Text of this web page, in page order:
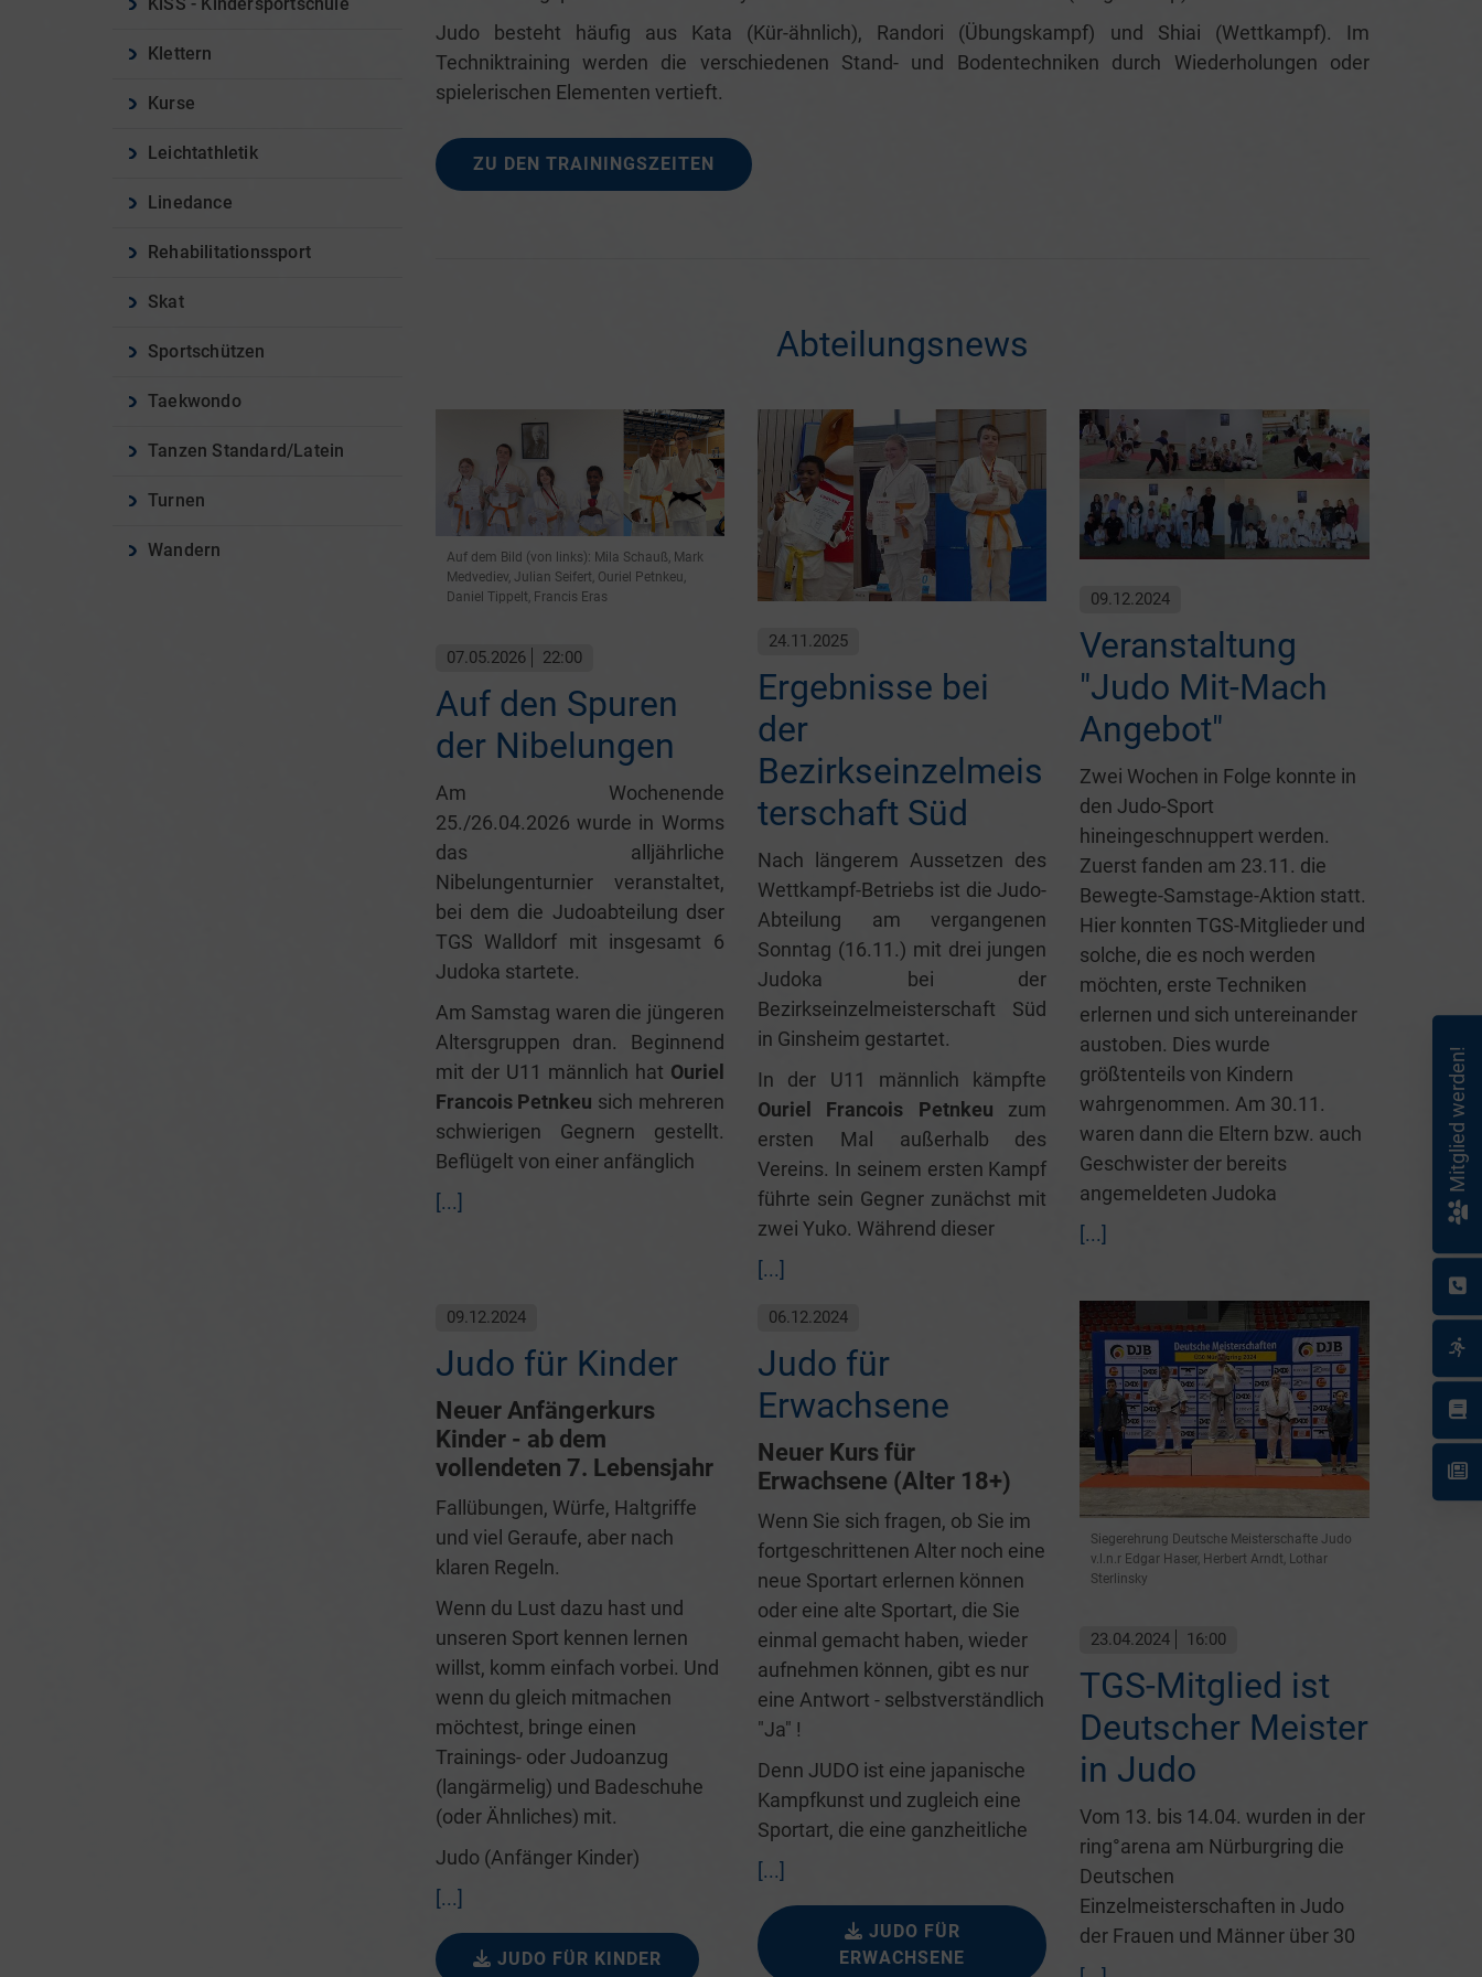
Judo besteht häufig aus Kata (Kür-ähnlich), Randori (Übungskampf) und Shiai (Wettkampf). Im
Techniktraining werden die verschiedenen Stand- und Bodentechniken durch Wiederholungen oder
spielerischen Elementen vertieft.
ZU DEN TRAININGSZEITEN
Abteilungsnews
Auf dem Bild (von links): Mila Schauß, Mark
Medvediev, Julian Seifert, Ouriel Petnkeu,
Daniel Tippelt, Francis Eras
07.05.2026 22:00
Auf den Spuren
der Nibelungen
Am Wochenende
25./26.04.2026 wurde in Worms
das alljährliche
Nibelungenturnier veranstaltet,
bei dem die Judoabteilung dser
TGS Walldorf mit insgesamt 6
Judoka startete.
Am Samstag waren die jüngeren
Altersgruppen dran. Beginnend
mit der U11 männlich hat Ouriel
Francois Petnkeu sich mehreren
schwierigen Gegnern gestellt.
Beflügelt von einer anfänglich
[...]
24.11.2025
Ergebnisse bei
der
Bezirkseinzelmeis
terschaft Süd
Nach längerem Aussetzen des
Wettkampf-Betriebs ist die Judo-
Abteilung am vergangenen
Sonntag (16.11.) mit drei jungen
Judoka bei der
Bezirkseinzelmeisterschaft Süd
in Ginsheim gestartet.
In der U11 männlich kämpfte
Ouriel Francois Petnkeu zum
ersten Mal außerhalb des
Vereins. In seinem ersten Kampf
führte sein Gegner zunächst mit
zwei Yuko. Während dieser
[...]
09.12.2024
Veranstaltung
"Judo Mit-Mach
Angebot"
Zwei Wochen in Folge konnte in
den Judo-Sport
hineingeschnuppert werden.
Zuerst fanden am 23.11. die
Bewegte-Samstage-Aktion statt.
Hier konnten TGS-Mitglieder und
solche, die es noch werden
möchten, erste Techniken
erlernen und sich untereinander
austoben. Dies wurde
größtenteils von Kindern
wahrgenommen. Am 30.11.
waren dann die Eltern bzw. auch
Geschwister der bereits
angemeldeten Judoka
[...]
09.12.2024
Judo für Kinder
Neuer Anfängerkurs
Kinder - ab dem
vollendeten 7. Lebensjahr
Fallübungen, Würfe, Haltgriffe
und viel Geraufe, aber nach
klaren Regeln.
Wenn du Lust dazu hast und
unseren Sport kennen lernen
willst, komm einfach vorbei. Und
wenn du gleich mitmachen
möchtest, bringe einen
Trainings- oder Judoanzug
(langärmelig) und Badeschuhe
(oder Ähnliches) mit.
Judo (Anfänger Kinder)
[...]
JUDO FÜR KINDER
06.12.2024
Judo für
Erwachsene
Neuer Kurs für
Erwachsene (Alter 18+)
Wenn Sie sich fragen, ob Sie im
fortgeschrittenen Alter noch eine
neue Sportart erlernen können
oder eine alte Sportart, die Sie
einmal gemacht haben, wieder
aufnehmen können, gibt es nur
eine Antwort - selbstverständlich
"Ja" !
Denn JUDO ist eine japanische
Kampfkunst und zugleich eine
Sportart, die eine ganzheitliche
[...]
JUDO FÜR
ERWACHSENE
Siegerehrung Deutsche Meisterschafte Judo
v.l.n.r Edgar Haser, Herbert Arndt, Lothar
Sterlinsky
23.04.2024 16:00
TGS-Mitglied ist
Deutscher Meister
in Judo
Vom 13. bis 14.04. wurden in der
ring°arena am Nürburgring die
Deutschen
Einzelmeisterschaften in Judo
der Frauen und Männer über 30
Klettern
Kurse
Leichtathletik
Linedance
Rehabilitationssport
Skat
Sportschützen
Taekwondo
Tanzen Standard/Latein
Turnen
Wandern
Mitglied werden!